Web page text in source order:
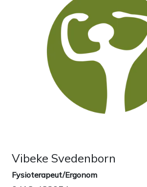
Vibeke Svedenborn
Fysioterapeut/Ergonom